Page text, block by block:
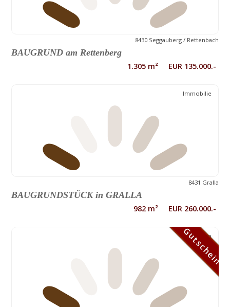
8430 Seggauberg / Rettenbach
BAUGRUND am Rettenberg
1.305 m² EUR 135.000.-
Immobilie
8431 Gralla
BAUGRUNDSTÜCK in GRALLA
982 m² EUR 260.000.-
Gutschein
Gutschein